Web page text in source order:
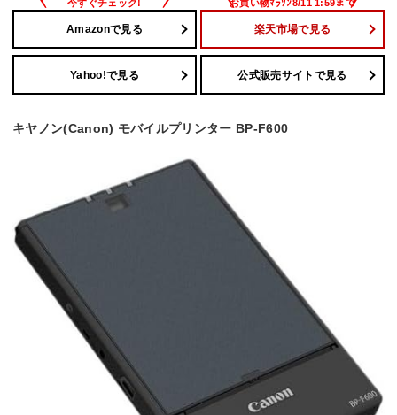
Amazonで見る 楽天市場で見る
Yahoo!で見る 公式販売サイトで見る
キヤノン(Canon) モバイルプリンター BP-F600